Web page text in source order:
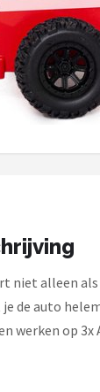
niet alleen als
de auto
werken op